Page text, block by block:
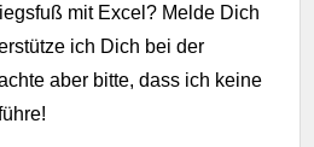
mit Excel? Melde Dich
ich Dich bei der
aber bitte, dass ich keine